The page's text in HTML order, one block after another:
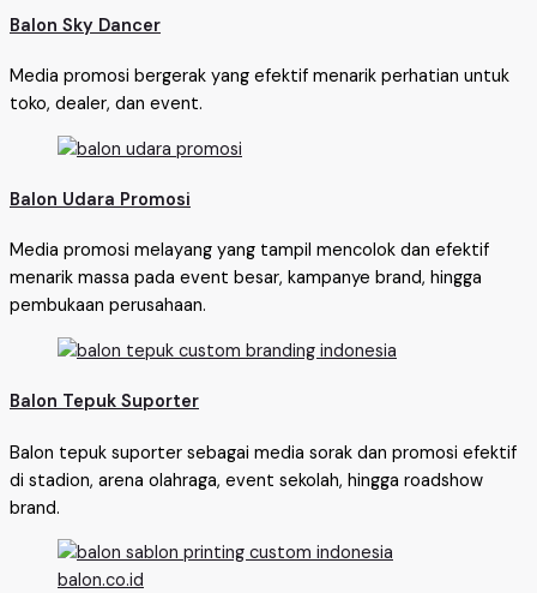
Balon Sky Dancer
Media promosi bergerak yang efektif menarik perhatian untuk
toko, dealer, dan event.
Balon Udara Promosi
Media promosi melayang yang tampil mencolok dan efektif
menarik massa pada event besar, kampanye brand, hingga
pembukaan perusahaan.
Balon Tepuk Suporter
Balon tepuk suporter sebagai media sorak dan promosi efektif
di stadion, arena olahraga, event sekolah, hingga roadshow
brand.